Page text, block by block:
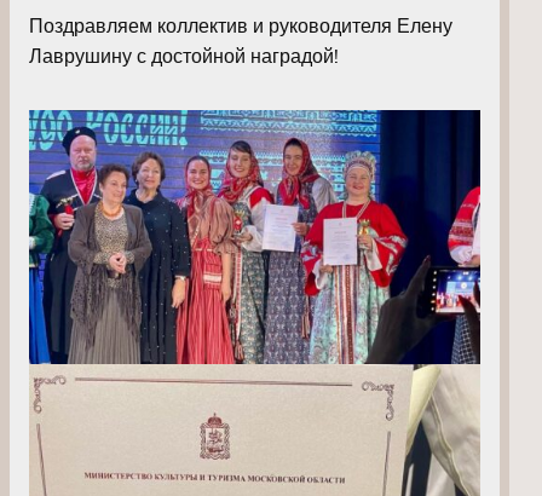
Поздравляем коллектив и руководителя Елену
Лаврушину с достойной наградой!